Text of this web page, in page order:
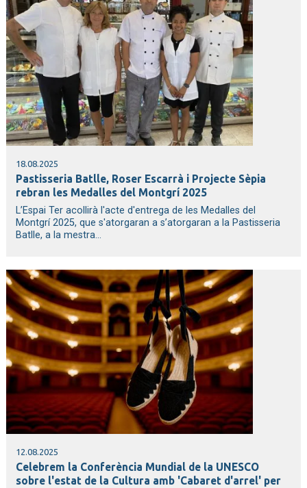
18.08.2025
Pastisseria Batlle, Roser Escarrà i Projecte Sèpia
rebran les Medalles del Montgrí 2025
L’Espai Ter acollirà l'acte d'entrega de les Medalles del
Montgrí 2025, que s'atorgaran a s’atorgaran a la Pastisseria
Batlle, a la mestra...
12.08.2025
Celebrem la Conferència Mundial de la UNESCO
sobre l'estat de la Cultura amb 'Cabaret d'arrel' per